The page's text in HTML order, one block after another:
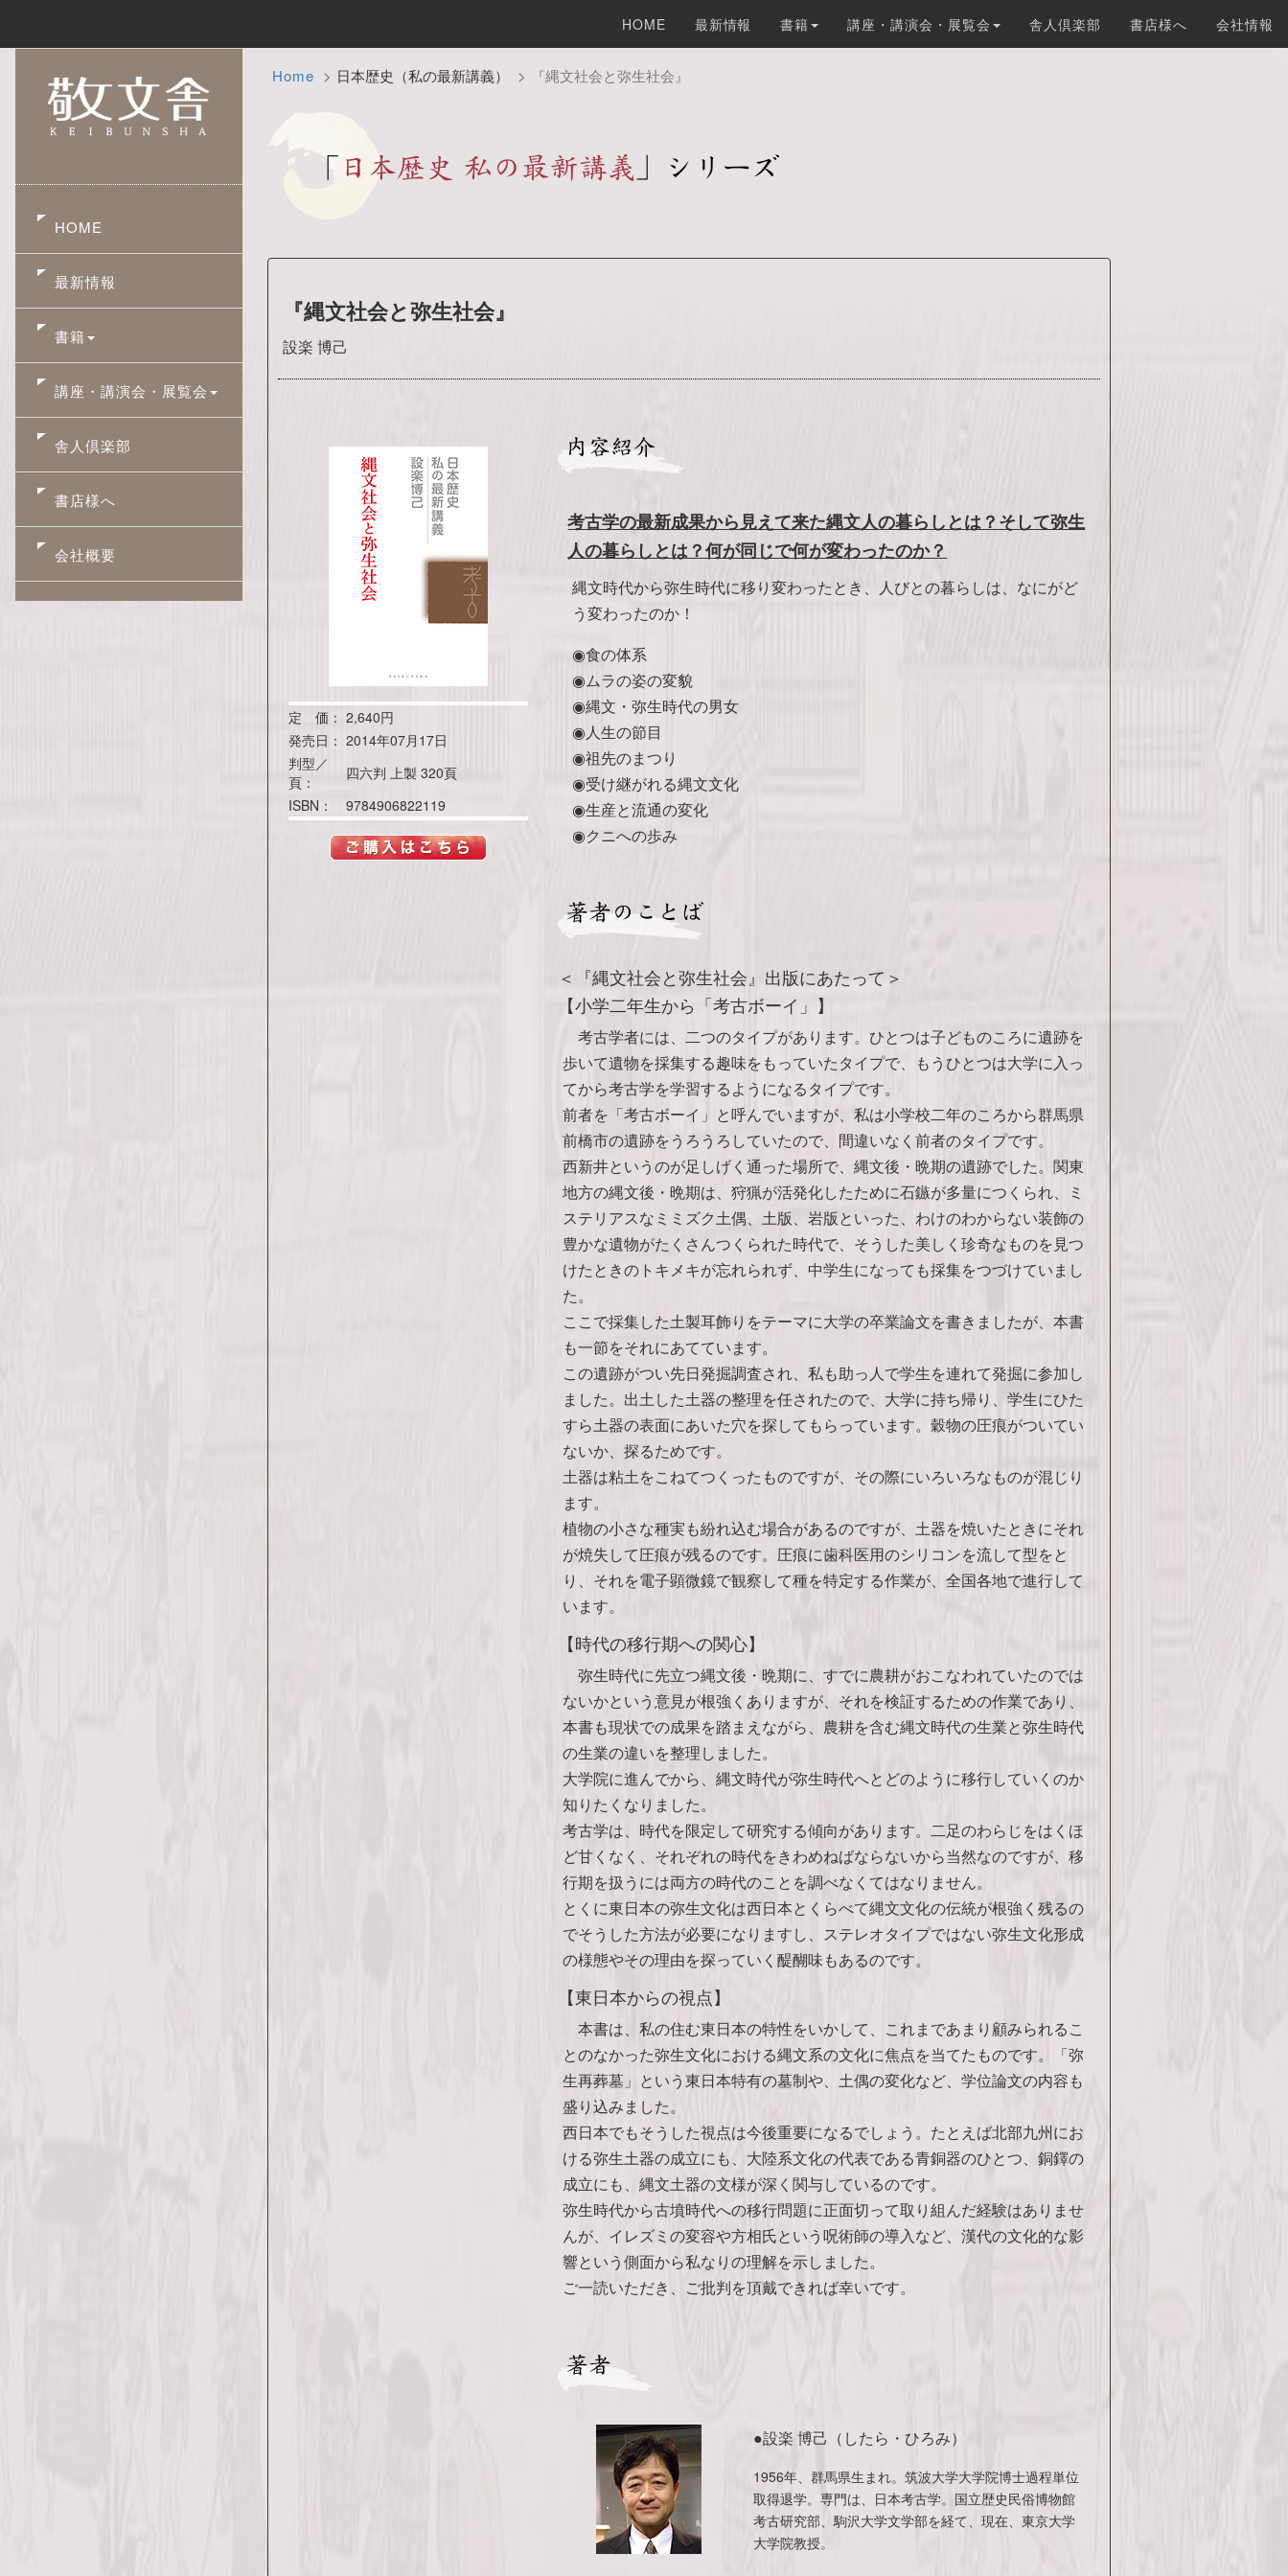
HOME 最新情報 書籍 講座・講演会・展覧会 舎人倶楽部 書店様へ 会社情報
HOME
最新情報
書籍
講座・講演会・展覧会
舎人倶楽部
書店様へ
会社概要
Home 日本歴史（私の最新講義） 『縄文社会と弥生社会』
『縄文社会と弥生社会』
設楽 博己
定 価： 2,640円
発売日： 2014年07月17日
判型／
頁：
四六判 上製 320頁
ISBN：
9784906822119
考古学の最新成果から見えて来た縄文人の暮らしとは？そして弥生
人の暮らしとは？何が同じで何が変わったのか？
縄文時代から弥生時代に移り変わったとき、人びとの暮らしは、なにがど
う変わったのか！
◉食の体系
◉ムラの姿の変貌
◉縄文・弥生時代の男女
◉人生の節目
◉祖先のまつり
◉受け継がれる縄文文化
◉生産と流通の変化
◉クニへの歩み
＜『縄文社会と弥生社会』出版にあたって＞
【小学二年生から「考古ボーイ」】
考古学者には、二つのタイプがあります。ひとつは子どものころに遺跡を
歩いて遺物を採集する趣味をもっていたタイプで、もうひとつは大学に入っ
てから考古学を学習するようになるタイプです。
前者を「考古ボーイ」と呼んでいますが、私は小学校二年のころから群馬県
前橋市の遺跡をうろうろしていたので、間違いなく前者のタイプです。
西新井というのが足しげく通った場所で、縄文後・晩期の遺跡でした。関東
地方の縄文後・晩期は、狩猟が活発化したために石鏃が多量につくられ、ミ
ステリアスなミミズク土偶、土版、岩版といった、わけのわからない装飾の
豊かな遺物がたくさんつくられた時代で、そうした美しく珍奇なものを見つ
けたときのトキメキが忘れられず、中学生になっても採集をつづけていまし
た。
ここで採集した土製耳飾りをテーマに大学の卒業論文を書きましたが、本書
も一節をそれにあてています。
この遺跡がつい先日発掘調査され、私も助っ人で学生を連れて発掘に参加し
ました。出土した土器の整理を任されたので、大学に持ち帰り、学生にひた
すら土器の表面にあいた穴を探してもらっています。穀物の圧痕がついてい
ないか、探るためです。
土器は粘土をこねてつくったものですが、その際にいろいろなものが混じり
ます。
植物の小さな種実も紛れ込む場合があるのですが、土器を焼いたときにそれ
が焼失して圧痕が残るのです。圧痕に歯科医用のシリコンを流して型をと
り、それを電子顕微鏡で観察して種を特定する作業が、全国各地で進行して
います。
【時代の移行期への関心】
弥生時代に先立つ縄文後・晩期に、すでに農耕がおこなわれていたのでは
ないかという意見が根強くありますが、それを検証するための作業であり、
本書も現状での成果を踏まえながら、農耕を含む縄文時代の生業と弥生時代
の生業の違いを整理しました。
大学院に進んでから、縄文時代が弥生時代へとどのように移行していくのか
知りたくなりました。
考古学は、時代を限定して研究する傾向があります。二足のわらじをはくほ
ど甘くなく、それぞれの時代をきわめねばならないから当然なのですが、移
行期を扱うには両方の時代のことを調べなくてはなりません。
とくに東日本の弥生文化は西日本とくらべて縄文文化の伝統が根強く残るの
でそうした方法が必要になりますし、ステレオタイプではない弥生文化形成
の様態やその理由を探っていく醍醐味もあるのです。
【東日本からの視点】
本書は、私の住む東日本の特性をいかして、これまであまり顧みられるこ
とのなかった弥生文化における縄文系の文化に焦点を当てたものです。「弥
生再葬墓」という東日本特有の墓制や、土偶の変化など、学位論文の内容も
盛り込みました。
西日本でもそうした視点は今後重要になるでしょう。たとえば北部九州にお
ける弥生土器の成立にも、大陸系文化の代表である青銅器のひとつ、銅鐸の
成立にも、縄文土器の文様が深く関与しているのです。
弥生時代から古墳時代への移行問題に正面切って取り組んだ経験はありませ
んが、イレズミの変容や方相氏という呪術師の導入など、漢代の文化的な影
響という側面から私なりの理解を示しました。
ご一読いただき、ご批判を頂戴できれば幸いです。
●設楽 博己（したら・ひろみ）
1956年、群馬県生まれ。筑波大学大学院博士過程単位
取得退学。専門は、日本考古学。国立歴史民俗博物館
考古研究部、駒沢大学文学部を経て、現在、東京大学
大学院教授。